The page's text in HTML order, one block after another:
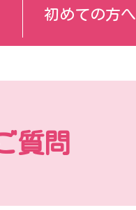
初めての方へ
質問